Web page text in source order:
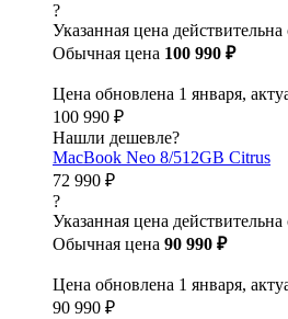
?
Указанная цена
Обычная цена 100 990 ₽
Цена обновлена 1 января,
100 990 ₽
Нашли дешевле?
MacBook Neo 8/512GB Citrus
72 990 ₽
?
Указанная цена
Обычная цена 90 990 ₽
Цена обновлена 1 января,
90 990 ₽